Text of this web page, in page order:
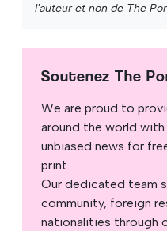
l'auteur et non de The
Soutenez The
We are proud to
around the world
unbiased news for
print.
Our dedicated team
community, foreign
nationalities through